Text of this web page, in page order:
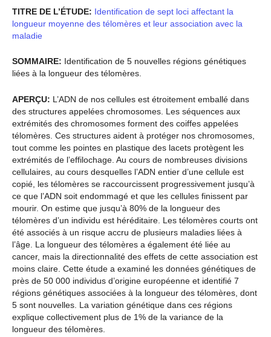
TITRE DE L’ÉTUDE: Identification de sept loci affectant la
longueur moyenne des télomères et leur association avec la
maladie
SOMMAIRE: Identification de 5 nouvelles régions génétiques
liées à la longueur des télomères.
APERÇU: L’ADN de nos cellules est étroitement emballé dans
des structures appelées chromosomes. Les séquences aux
extrémités des chromosomes forment des coiffes appelées
télomères. Ces structures aident à protéger nos chromosomes,
tout comme les pointes en plastique des lacets protègent les
extrémités de l’effilochage. Au cours de nombreuses divisions
cellulaires, au cours desquelles l’ADN entier d’une cellule est
copié, les télomères se raccourcissent progressivement jusqu’à
ce que l’ADN soit endommagé et que les cellules finissent par
mourir. On estime que jusqu’à 80% de la longueur des
télomères d’un individu est héréditaire. Les télomères courts ont
été associés à un risque accru de plusieurs maladies liées à
l’âge. La longueur des télomères a également été liée au
cancer, mais la directionnalité des effets de cette association est
moins claire. Cette étude a examiné les données génétiques de
près de 50 000 individus d’origine européenne et identifié 7
régions génétiques associées à la longueur des télomères, dont
5 sont nouvelles. La variation génétique dans ces régions
explique collectivement plus de 1% de la variance de la
longueur des télomères.